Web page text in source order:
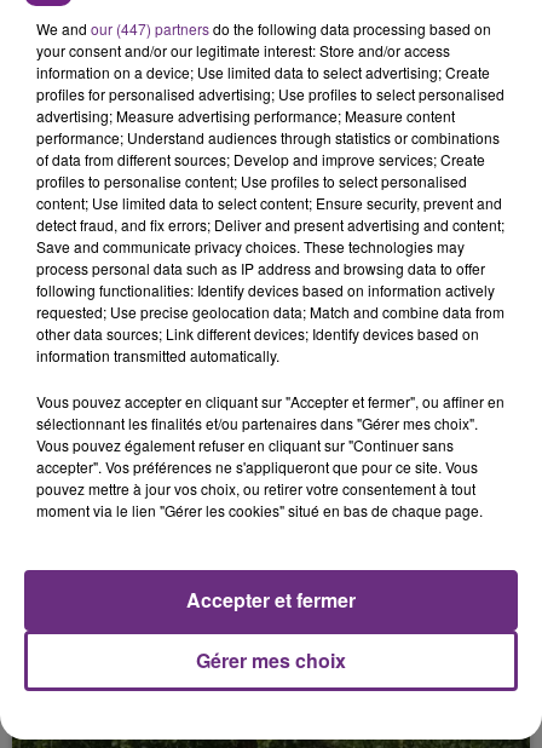
l'aide de professionnels compétents.
Ce concept de structure est appelé à se
développer à travers toute la France.
FIL D'ACTU
6 août 2026
SI TOUT LE MONDE FAIT ÇA, MOI L'ANNÉE
PROCHAINE JE VENDANGE EN...
août dans la commune de Montgueux (Aube). Du
We and our (447) partnersdo the following data processing based on
your consent and/or our legitimate interest: Store and/or access
information on a device; Use limited data to select advertising; Create
profiles for personalised advertising; Use profiles to select personalised
advertising; Measure advertising performance; Measure content
performance; Understand audiences through statistics or combinations
of data from different sources; Develop and improve services; Create
profiles to personalise content; Use profiles to select personalised
content; Use limited data to select content; Ensure security, prevent and
detect fraud, and fix errors; Deliver and present advertising and content;
Save and communicate privacy choices. These technologies may
process personal data such as IP address and browsing data to offer
following functionalities: Identify devices based on information actively
requested; Use precise geolocation data; Match and combine data from
other data sources; Link different devices; Identify devices based on
information transmitted automatically.
Vous pouvez accepter en cliquant sur "Accepter et fermer", ou affiner en
sélectionnant les finalités et/ou partenaires dans "Gérer mes choix".
Vous pouvez également refuser en cliquant sur "Continuer sans
accepter". Vos préférences ne s'appliqueront que pour ce site. Vous
pouvez mettre à jour vos choix, ou retirer votre consentement à tout
moment via le lien "Gérer les cookies" situé en bas de chaque page.
Gérer mes choix
Accepter et fermer